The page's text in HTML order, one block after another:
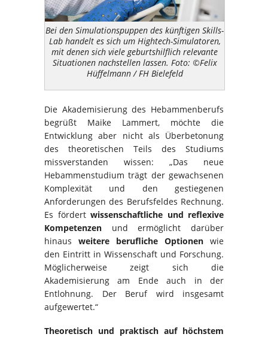
Bei den Simulationspuppen des künftigen Skills-
Lab handelt es sich um Hightech-Simulatoren,
mit denen sich viele geburtshilflich relevante
Situationen nachstellen lassen. Foto: ©Felix
Hüffelmann / FH Bielefeld
Die Akademisierung des Hebammenberufs
begrüßt Maike Lammert, möchte die
Entwicklung aber nicht als Überbetonung
des theoretischen Teils des Studiums
missverstanden wissen: „Das neue
Hebammenstudium trägt der gewachsenen
Komplexität und den gestiegenen
Anforderungen des Berufsfeldes Rechnung.
Es fördert wissenschaftliche und reflexive
Kompetenzen und ermöglicht darüber
hinaus weitere berufliche Optionen wie
den Eintritt in Wissenschaft und Forschung.
Möglicherweise zeigt sich die
Akademisierung am Ende auch in der
Entlohnung. Der Beruf wird insgesamt
aufgewertet.“
Theoretisch und praktisch auf höchstem